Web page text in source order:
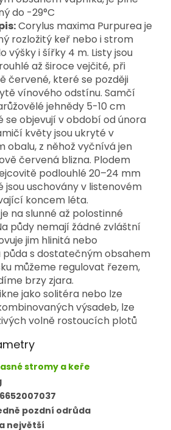
do -29°C
Corylus maxima Purpurea je
rozložitý keř nebo i strom
výšky i šířky 4 m. Listy jsou
až široce vejčité, při
červené, které se později
vínového odstínu. Samčí
jehnědy 5-10 cm
se objevují v období od února
květy jsou ukryté v
obalu, z něhož vyčnívá jen
červená blizna. Plodem
podlouhlé 20–24 mm
jsou uschovány v listenovém
koncem léta.
na slunné až polostinné
půdy nemají žádné zvláštní
jim hlinitá nebo
s dostatečným obsahem
můžeme regulovat řezem,
brzy zjara.
jako solitéra nebo lze
výsadeb, lze
volně rostoucích plotů
stromy a keře
pozdní odrůda
největší